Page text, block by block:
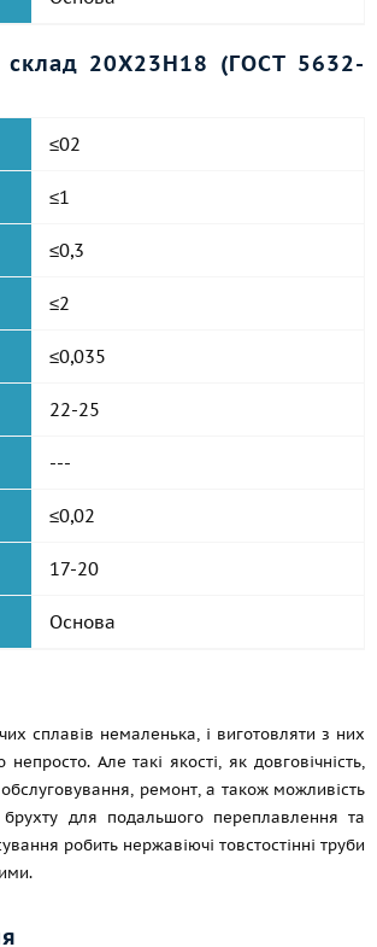
склад 20Х23Н18 (ГОСТ 5632-
≤02
≤1
≤0,3
≤2
≤0,035
22-25
---
≤0,02
17-20
Основа
сплавів немаленька, і виготовляти з них
непросто. Але такі якості, як довговічність,
ремонт, а також можливість
брухту для подальшого переплавлення та
робить нержавіючі товстостінні труби